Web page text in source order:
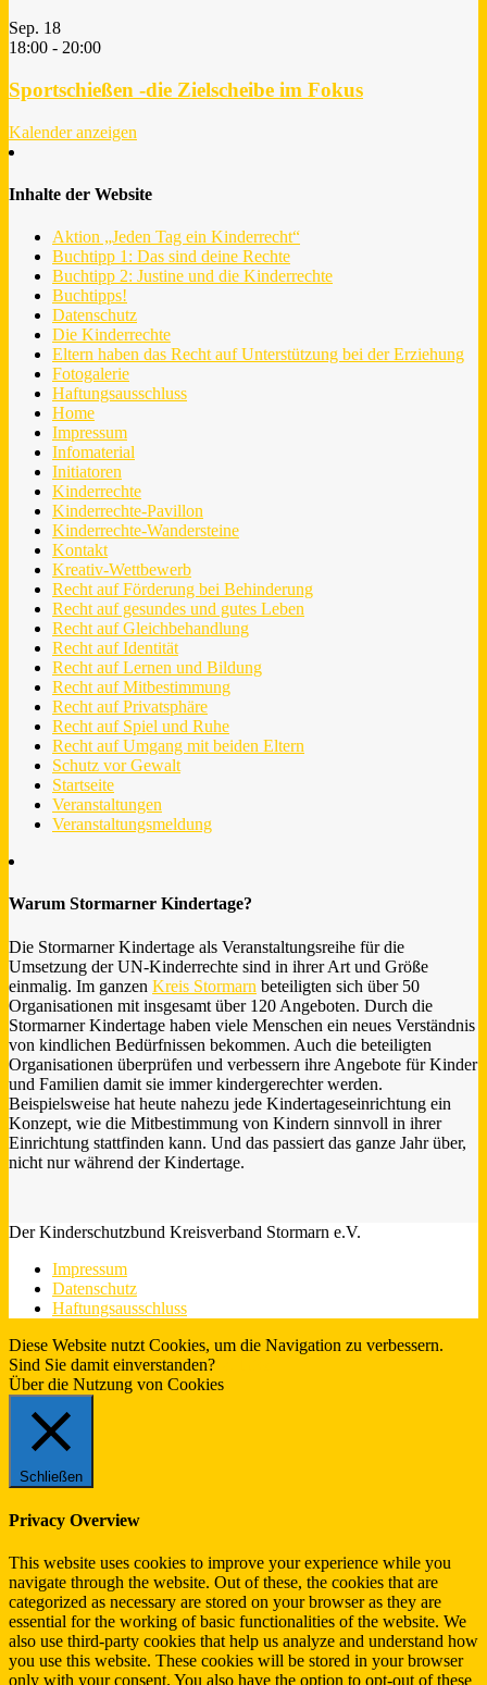
Sep. 18
18:00 - 20:00
Sportschießen -die Zielscheibe im Fokus
Kalender anzeigen
Inhalte der Website
Aktion „Jeden Tag ein Kinderrecht“
Buchtipp 1: Das sind deine Rechte
Buchtipp 2: Justine und die Kinderrechte
Buchtipps!
Datenschutz
Die Kinderrechte
Eltern haben das Recht auf Unterstützung bei der Erziehung
Fotogalerie
Haftungsausschluss
Home
Impressum
Infomaterial
Initiatoren
Kinderrechte
Kinderrechte-Pavillon
Kinderrechte-Wandersteine
Kontakt
Kreativ-Wettbewerb
Recht auf Förderung bei Behinderung
Recht auf gesundes und gutes Leben
Recht auf Gleichbehandlung
Recht auf Identität
Recht auf Lernen und Bildung
Recht auf Mitbestimmung
Recht auf Privatsphäre
Recht auf Spiel und Ruhe
Recht auf Umgang mit beiden Eltern
Schutz vor Gewalt
Startseite
Veranstaltungen
Veranstaltungsmeldung
Warum Stormarner Kindertage?
Die Stormarner Kindertage als Veranstaltungsreihe für die
Umsetzung der UN-Kinderrechte sind in ihrer Art und Größe
einmalig. Im ganzen Kreis Stormarn beteiligten sich über 50
Organisationen mit insgesamt über 120 Angeboten. Durch die
Stormarner Kindertage haben viele Menschen ein neues Verständnis
von kindlichen Bedürfnissen bekommen. Auch die beteiligten
Organisationen überprüfen und verbessern ihre Angebote für Kinder
und Familien damit sie immer kindergerechter werden.
Beispielsweise hat heute nahezu jede Kindertageseinrichtung ein
Konzept, wie die Mitbestimmung von Kindern sinnvoll in ihrer
Einrichtung stattfinden kann. Und das passiert das ganze Jahr über,
nicht nur während der Kindertage.
Der Kinderschutzbund Kreisverband Stormarn e.V.
Impressum
Datenschutz
Haftungsausschluss
Diese Website nutzt Cookies, um die Navigation zu verbessern.
Sind Sie damit einverstanden?
Über die Nutzung von Cookies
Schließen
Privacy Overview
This website uses cookies to improve your experience while you
navigate through the website. Out of these, the cookies that are
categorized as necessary are stored on your browser as they are
essential for the working of basic functionalities of the website. We
also use third-party cookies that help us analyze and understand how
you use this website. These cookies will be stored in your browser
only with your consent. You also have the option to opt-out of these